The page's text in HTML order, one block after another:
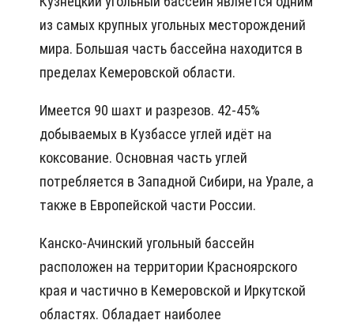
из самых крупных угольных месторождений
мира. Большая часть бассейна находится в
пределах Кемеровской области.
Имеется 90 шахт и разрезов. 42-45%
добываемых в Кузбассе углей идёт на
коксование. Основная часть углей
потребляется в Западной Сибири, на Урале, а
также в Европейской части России.
Канско-Ачинский угольный бассейн
расположен на территории Красноярского
края и частично в Кемеровской и Иркутской
областях. Обладает наиболее